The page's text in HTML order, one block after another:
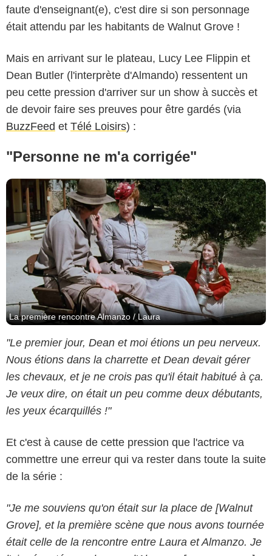
faute d'enseignant(e), c'est dire si son personnage
était attendu par les habitants de Walnut Grove !
Mais en arrivant sur le plateau, Lucy Lee Flippin et
Dean Butler (l'interprète d'Almando) ressentent un
peu cette pression d'arriver sur un show à succès et
de devoir faire ses preuves pour être gardés (via
BuzzFeed et Télé Loisirs) :
"Personne ne m'a corrigée"
La première rencontre Almanzo / Laura
"Le premier jour, Dean et moi étions un peu nerveux.
Nous étions dans la charrette et Dean devait gérer
les chevaux, et je ne crois pas qu'il était habitué à ça.
Je veux dire, on était un peu comme deux débutants,
les yeux écarquillés !"
Et c'est à cause de cette pression que l'actrice va
commettre une erreur qui va rester dans toute la suite
de la série :
"Je me souviens qu'on était sur la place de [Walnut
Grove], et la première scène que nous avons tournée
était celle de la rencontre entre Laura et Almanzo. Je